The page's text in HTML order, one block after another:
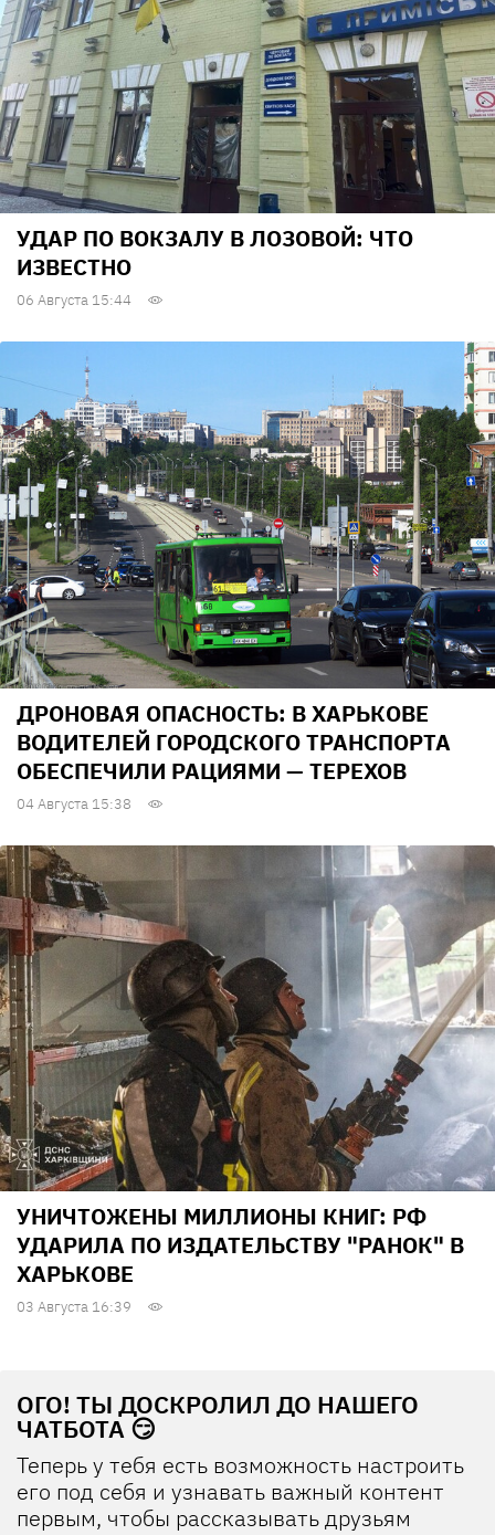
УДАР ПО ВОКЗАЛУ В ЛОЗОВОЙ: ЧТО
ИЗВЕСТНО
06 Августа 15:44
ДРОНОВАЯ ОПАСНОСТЬ: В ХАРЬКОВЕ
ВОДИТЕЛЕЙ ГОРОДСКОГО ТРАНСПОРТА
ОБЕСПЕЧИЛИ РАЦИЯМИ — ТЕРЕХОВ
04 Августа 15:38
УНИЧТОЖЕНЫ МИЛЛИОНЫ КНИГ: РФ
УДАРИЛА ПО ИЗДАТЕЛЬСТВУ "РАНОК" В
ХАРЬКОВЕ
03 Августа 16:39
ОГО! ТЫ ДОСКРОЛИЛ ДО НАШЕГО
ЧАТБОТА 😏
Теперь у тебя есть возможность настроить
его под себя и узнавать важный контент
первым, чтобы рассказывать друзьям